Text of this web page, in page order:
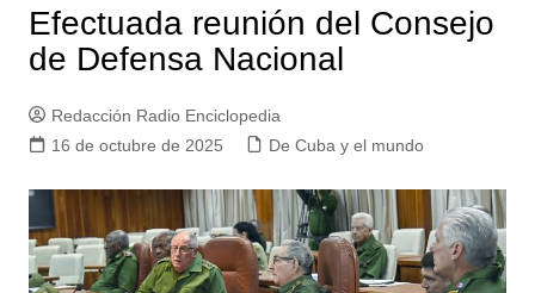
Efectuada reunión del Consejo
de Defensa Nacional
Redacción Radio Enciclopedia
16 de octubre de 2025
De Cuba y el mundo